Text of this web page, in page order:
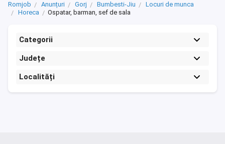
Romjob Anunțuri Gorj Bumbesti-Jiu
Locuri de munca
Horeca
Ospatar, barman, sef de sala
Categorii
Județe
Localități